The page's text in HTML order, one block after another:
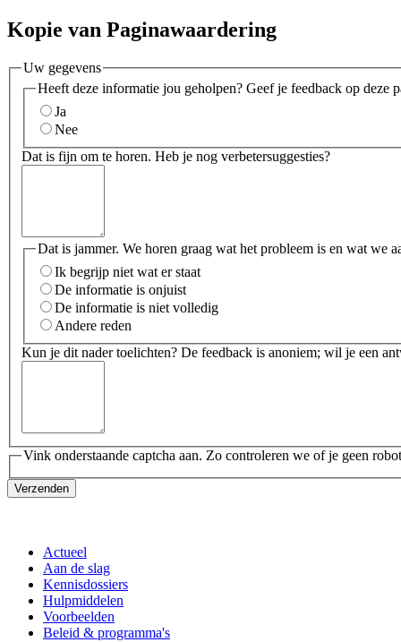
Kopie van Paginawaardering
Uw gegevens
Heeft deze informatie jou geholpen? Geef je feedback op deze
Ja
Nee
Dat is fijn om te horen. Heb je nog verbetersuggesties?
Dat is jammer. We horen graag wat het probleem is en wat we
Ik begrijp niet wat er staat
De informatie is onjuist
De informatie is niet volledig
Andere reden
Kun je dit nader toelichten? De feedback is anoniem; wil je een
Vink onderstaande captcha aan. Zo controleren we of je geen
Verzenden
Actueel
Aan de slag
Kennisdossiers
Hulpmiddelen
Voorbeelden
Beleid & programma's